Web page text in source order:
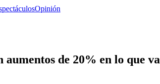
Opinión
de 20% en lo que